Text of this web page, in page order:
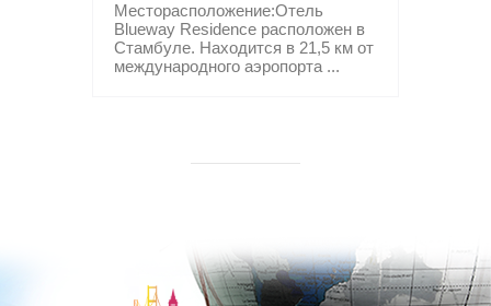
Месторасположение:Отель
Blueway Residence расположен в
Стамбуле. Находится в 21,5 км от
международного аэропорта ...